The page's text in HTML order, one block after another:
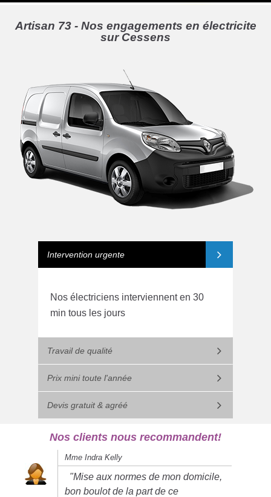
Artisan 73 - Nos engagements en électricite
sur Cessens
Intervention urgente
Nos électriciens interviennent en 30
min tous les jours
Travail de qualité
Prix mini toute l'année
Devis gratuit & agréé
Nos clients nous recommandent!
Mme Indra Kelly
"Mise aux normes de mon domicile,
bon boulot de la part de ce